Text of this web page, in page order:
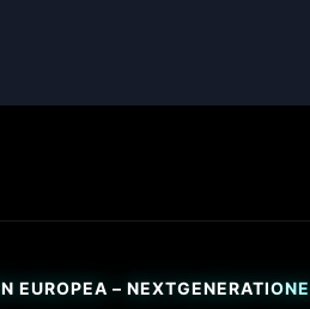
EUROPEA –